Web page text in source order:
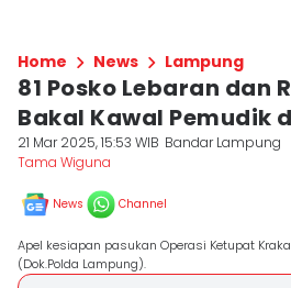
Home News Lampung
81 Posko Lebaran dan
Bakal Kawal Pemudik
21 Mar 2025, 15:53 WIB Bandar Lampung
Tama Wiguna
News Channel
Apel kesiapan pasukan Operasi Ketupat
(Dok.Polda Lampung).